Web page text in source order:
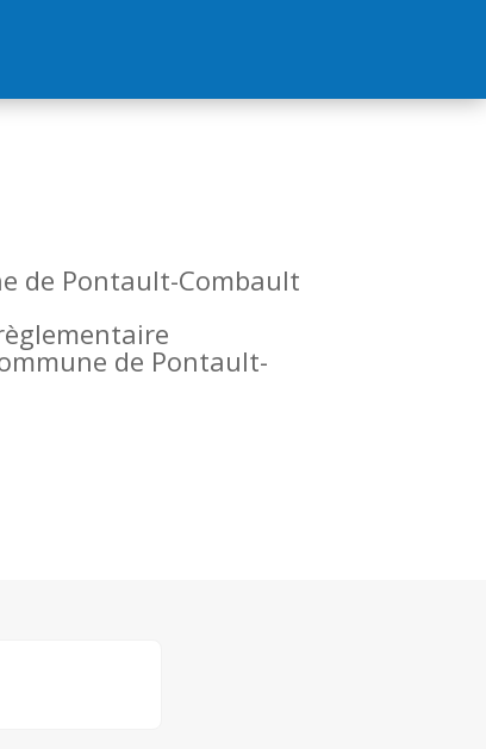
de Pontault-Combault
de Pontault-